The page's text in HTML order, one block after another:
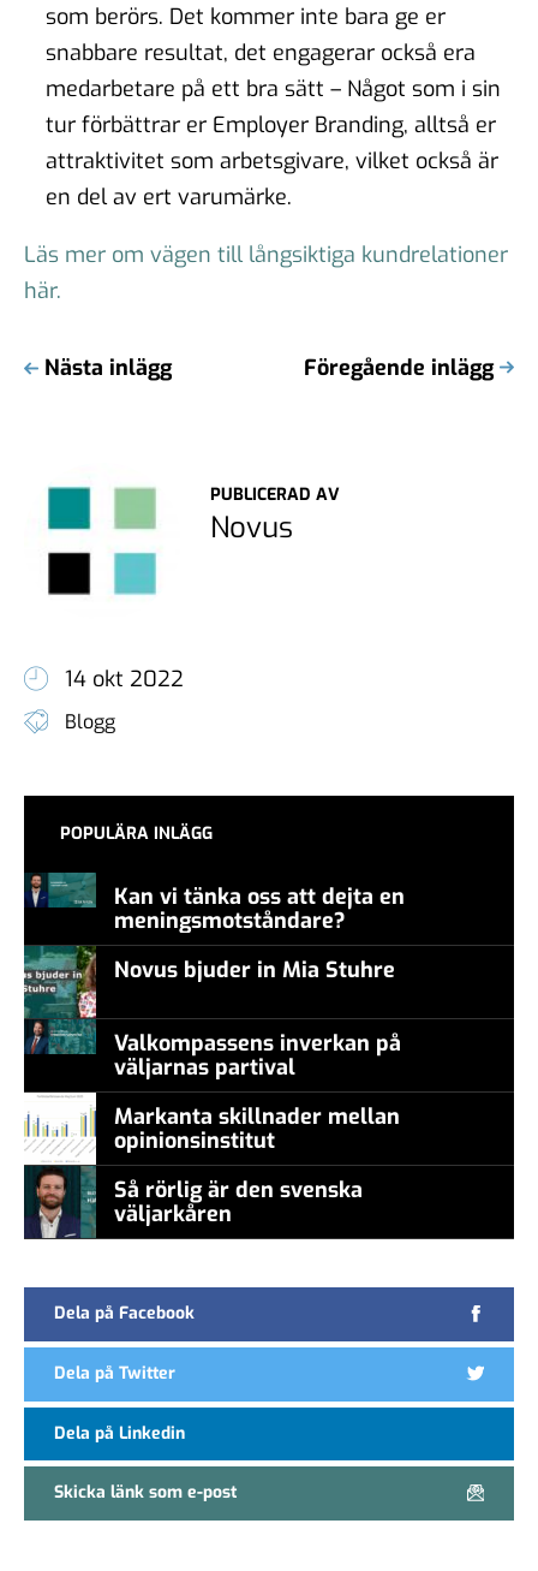
som berörs. Det kommer inte bara ge er
snabbare resultat, det engagerar också era
medarbetare på ett bra sätt – Något som i sin
tur förbättrar er Employer Branding, alltså er
attraktivitet som arbetsgivare, vilket också är
en del av ert varumärke.
Läs mer om vägen till långsiktiga kundrelationer
här.
Nästa inlägg Föregående inlägg
PUBLICERAD AV
Novus
14 okt 2022
Blogg
POPULÄRA INLÄGG
Kan vi tänka oss att dejta en
meningsmotståndare?
Novus bjuder in Mia Stuhre
Valkompassens inverkan på
väljarnas partival
Markanta skillnader mellan
opinionsinstitut
Så rörlig är den svenska
väljarkåren
Dela på Facebook
Dela på Twitter
Dela på Linkedin
Skicka länk som e-post